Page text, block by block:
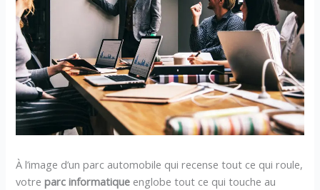
À l’image d’un parc automobile qui recense tout ce qui roule,
votreparc informatique englobe tout ce qui touche au